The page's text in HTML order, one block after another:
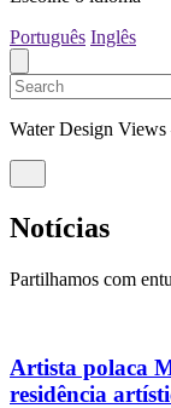
Português Inglês
Water Design
Notícias
Partilhamos com
Artista polaca
residência